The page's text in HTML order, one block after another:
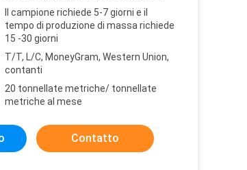
Il campione richiede 5-7 giorni e il
tempo di produzione di massa richiede
15 -30 giorni
T/T, L/C, MoneyGram, Western Union,
contanti
20 tonnellate metriche/ tonnellate
metriche al mese
Contatto